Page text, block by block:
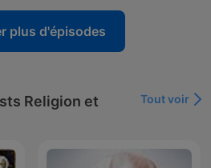
plus d'épisodes
Religion et
Tout voir